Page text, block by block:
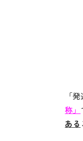
「
称」
ある